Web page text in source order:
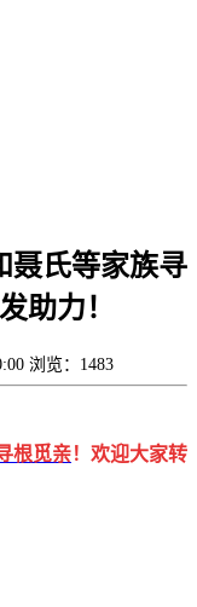
聂氏等家族寻
助力！
浏览：1483
根觅亲！欢迎大家转